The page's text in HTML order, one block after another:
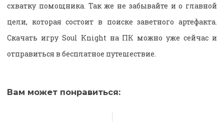
схватку помощника. Так же не забывайте и о главной
цели, которая состоит в поиске заветного артефакта.
Скачать игру Soul Knight на ПК можно уже сейчас и
отправиться в бесплатное путешествие.
Вам может понравиться: